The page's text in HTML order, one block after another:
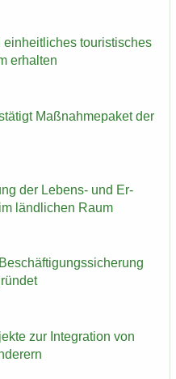
tou­ris­ti­sches
er­hal­ten
Maß­nah­me­pa­ket der
der Lebens-​ und Er­
länd­li­chen Raum
zur In­te­gra­ti­on von